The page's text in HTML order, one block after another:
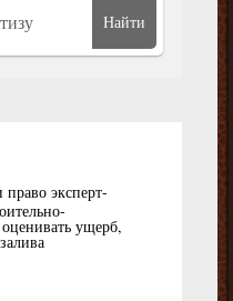
Найти
эксперт-
ущерб,